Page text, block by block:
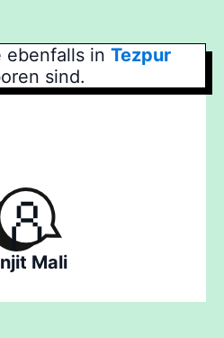
ebenfalls in Tezpur
sind.
Mali